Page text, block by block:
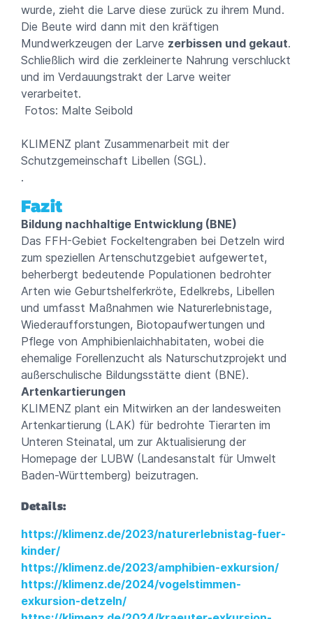
wurde, zieht die Larve diese zurück zu ihrem Mund.
Die Beute wird dann mit den kräftigen
Mundwerkzeugen der Larve zerbissen und gekaut.
Schließlich wird die zerkleinerte Nahrung verschluckt
und im Verdauungstrakt der Larve weiter
verarbeitet.
Fotos: Malte Seibold
KLIMENZ plant Zusammenarbeit mit der
Schutzgemeinschaft Libellen (SGL).
.
Fazit
Bildung nachhaltige Entwicklung (BNE)
Das FFH-Gebiet Fockeltengraben bei Detzeln wird
zum speziellen Artenschutzgebiet aufgewertet,
beherbergt bedeutende Populationen bedrohter
Arten wie Geburtshelferkröte, Edelkrebs, Libellen
und umfasst Maßnahmen wie Naturerlebnistage,
Wiederaufforstungen, Biotopaufwertungen und
Pflege von Amphibienlaichhabitaten, wobei die
ehemalige Forellenzucht als Naturschutzprojekt und
außerschulische Bildungsstätte dient (BNE).
Artenkartierungen
KLIMENZ plant ein Mitwirken an der landesweiten
Artenkartierung (LAK) für bedrohte Tierarten im
Unteren Steinatal, um zur Aktualisierung der
Homepage der LUBW (Landesanstalt für Umwelt
Baden-Württemberg) beizutragen.
Details:
https://klimenz.de/2023/naturerlebnistag-fuer-
kinder/
https://klimenz.de/2023/amphibien-exkursion/
https://klimenz.de/2024/vogelstimmen-
exkursion-detzeln/